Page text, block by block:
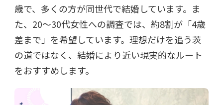
歳で、多くの方が同世代で結婚しています。ま
た、20～30代女性への調査では、約8割が「4歳
差まで」を希望しています。理想だけを追う茨
の道ではなく、結婚により近い現実的なルート
をおすすめします。